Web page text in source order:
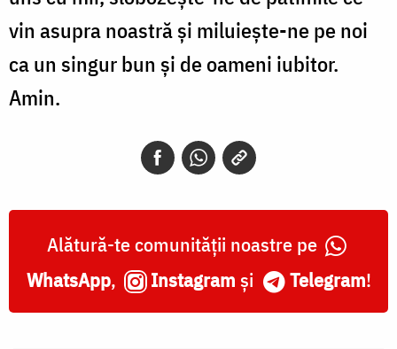
vin asupra noastră și miluiește-ne pe noi
ca un singur bun și de oameni iubitor.
Amin.
Alătură-te comunității noastre pe
WhatsApp, Instagram și Telegram!